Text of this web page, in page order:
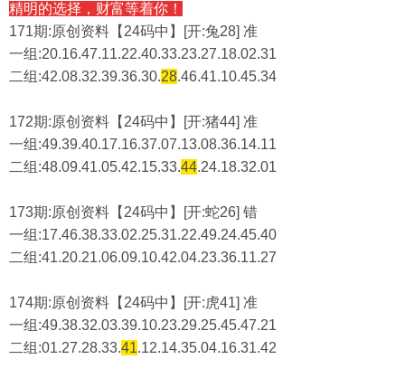
精明的选择，财富等着你！
171期:原创资料【24码中】[开:兔28] 准
一组:20.16.47.11.22.40.33.23.27.18.02.31
二组:42.08.32.39.36.30.28.46.41.10.45.34
172期:原创资料【24码中】[开:猪44] 准
一组:49.39.40.17.16.37.07.13.08.36.14.11
二组:48.09.41.05.42.15.33.44.24.18.32.01
173期:原创资料【24码中】[开:蛇26] 错
一组:17.46.38.33.02.25.31.22.49.24.45.40
二组:41.20.21.06.09.10.42.04.23.36.11.27
174期:原创资料【24码中】[开:虎41] 准
一组:49.38.32.03.39.10.23.29.25.45.47.21
二组:01.27.28.33.41.12.14.35.04.16.31.42